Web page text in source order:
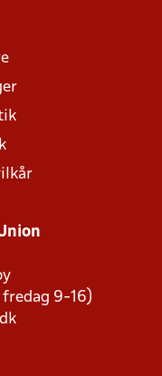
fredag 9-16)